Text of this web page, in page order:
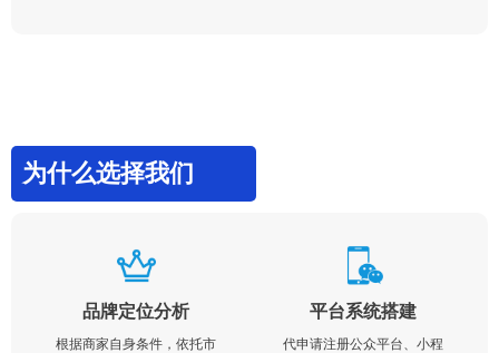
为什么选择我们
品牌定位分析
根据商家自身条件，依托市
平台系统搭建
代申请注册公众平台、小程